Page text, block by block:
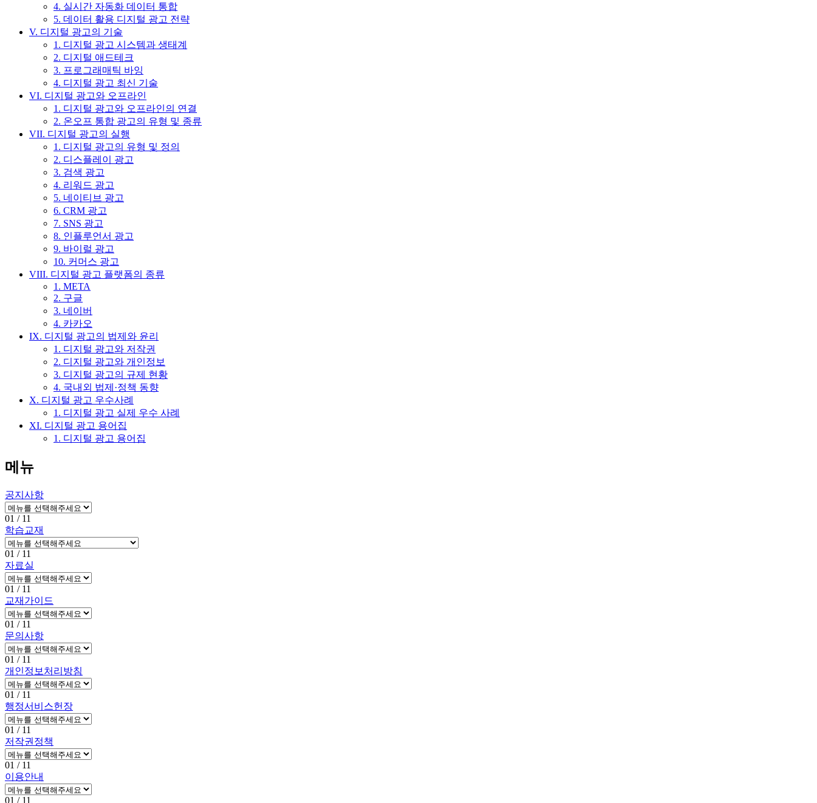
4. 실시간 자동화 데이터 통합
5. 데이터 활용 디지털 광고 전략
V. 디지털 광고의 기술
1. 디지털 광고 시스템과 생태계
2. 디지털 애드테크
3. 프로그래매틱 바잉
4. 디지털 광고 최신 기술
VI. 디지털 광고와 오프라인
1. 디지털 광고와 오프라인의 연결
2. 온오프 통합 광고의 유형 및 종류
VII. 디지털 광고의 실행
1. 디지털 광고의 유형 및 정의
2. 디스플레이 광고
3. 검색 광고
4. 리워드 광고
5. 네이티브 광고
6. CRM 광고
7. SNS 광고
8. 인플루언서 광고
9. 바이럴 광고
10. 커머스 광고
VIII. 디지털 광고 플랫폼의 종류
1. META
2. 구글
3. 네이버
4. 카카오
IX. 디지털 광고의 법제와 윤리
1. 디지털 광고와 저작권
2. 디지털 광고와 개인정보
3. 디지털 광고의 규제 현황
4. 국내외 법제·정책 동향
X. 디지털 광고 우수사례
1. 디지털 광고 실제 우수 사례
XI. 디지털 광고 용어집
1. 디지털 광고 용어집
메뉴
공지사항
01 / 11
학습교재
01 / 11
자료실
01 / 11
교재가이드
01 / 11
문의사항
01 / 11
개인정보처리방침
01 / 11
행정서비스헌장
01 / 11
저작권정책
01 / 11
이용안내
01 / 11